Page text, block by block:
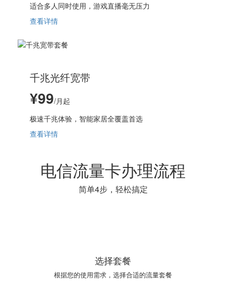
适合多人同时使用，游戏直播毫无压力
查看详情
千兆光纤宽带
¥99/月起
极速千兆体验，智能家居全覆盖首选
查看详情
电信流量卡办理流程
简单4步，轻松搞定
选择套餐
根据您的使用需求，选择合适的流量套餐